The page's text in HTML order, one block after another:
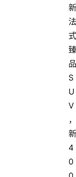
新
法
式
臻
品
S
U
V
，
新
4
0